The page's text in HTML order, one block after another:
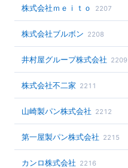
株式会社ｍｅｉｔｏ 2207
株式会社ブルボン 2208
井村屋グループ株式会社 2209
株式会社不二家 2211
山崎製パン株式会社 2212
第一屋製パン株式会社 2215
カンロ株式会社 2216